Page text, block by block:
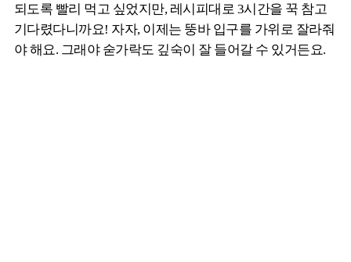
되도록 빨리 먹고 싶었지만, 레시피대로 3시간을 꾹 참고
기다렸다니까요! 자자, 이제는 뚱바 입구를 가위로 잘라줘
야 해요. 그래야 숟가락도 깊숙이 잘 들어갈 수 있거든요.